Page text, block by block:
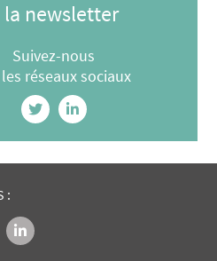
la newsletter
Suivez-nous
réseaux sociaux
: